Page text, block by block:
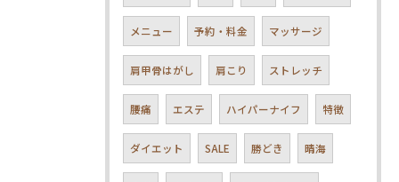
メニュー 予約・料金 マッサージ
肩甲骨はがし 肩こり ストレッチ
腰痛 エステ ハイパーナイフ 特徴
ダイエット SALE 勝どき 晴海